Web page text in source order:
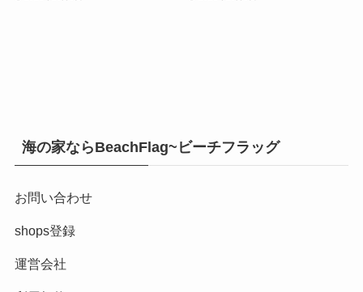
海の家ならBeachFlag~ビーチフラッグ
お問い合わせ
shops登録
運営会社